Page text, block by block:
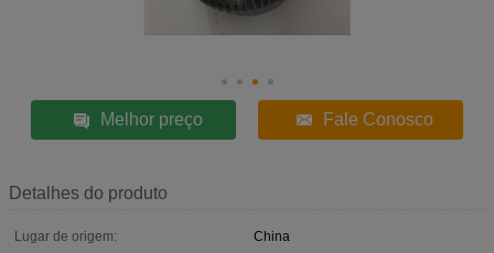
Melhor preço Fale Conosco
Detalhes do produto
Lugar de origem:
China